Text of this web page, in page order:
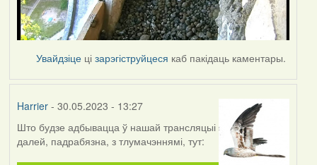
Увайдзіце цізарэгіструйцеся каб пакідаць каментары.
Harrier- 30.05.2023 - 13:27
Што будзе адбывацца ў нашай трансляцыі
далей, падрабязна, з тлумачэннямі, тут: